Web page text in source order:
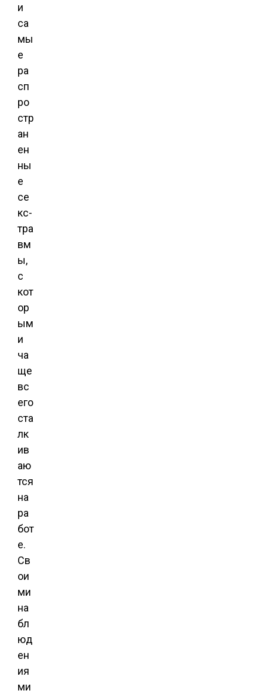
и
са
мы
е
ра
сп
ро
стр
ан
ен
ны
е
се
кс-
тра
вм
ы,
с
кот
ор
ым
и
ча
ще
вс
его
ста
лк
ив
аю
тся
на
ра
бот
е.
Св
ои
ми
на
бл
юд
ен
ия
ми